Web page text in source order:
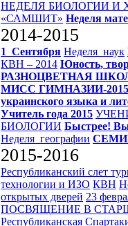
НЕДЕЛЯ БИОЛОГИИ И
«САМШИТ» Неделя
2014-2015
1_Сентября Неделя_наук
КВН – 2014 Юность,
РАЗНОЦВЕТНАЯ
МИСС ГИМНАЗИИ-2015
украинского языка и
Учитель года 2015
БИОЛОГИИ Быстрее!
Неделя_географии
2015-2016
Республиканский слет
технологии и ИЗО КВН
открытых дверей 23
ПОСВЯЩЕНИЕ В
Республиканская